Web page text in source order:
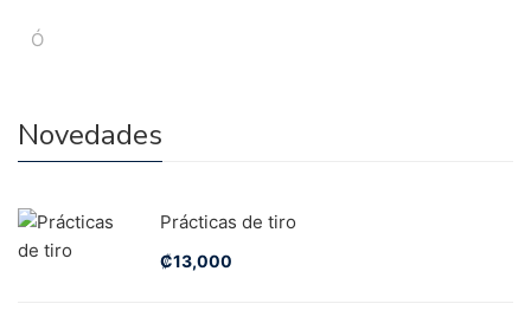
Ó
Novedades
Prácticas de tiro
₡13,000